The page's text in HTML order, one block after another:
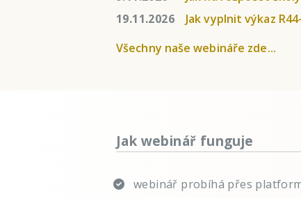
19.11.2026
Jak vyplnit výkaz
Všechny naše webináře zde...
Jak webinář funguje
webinář probíhá přes